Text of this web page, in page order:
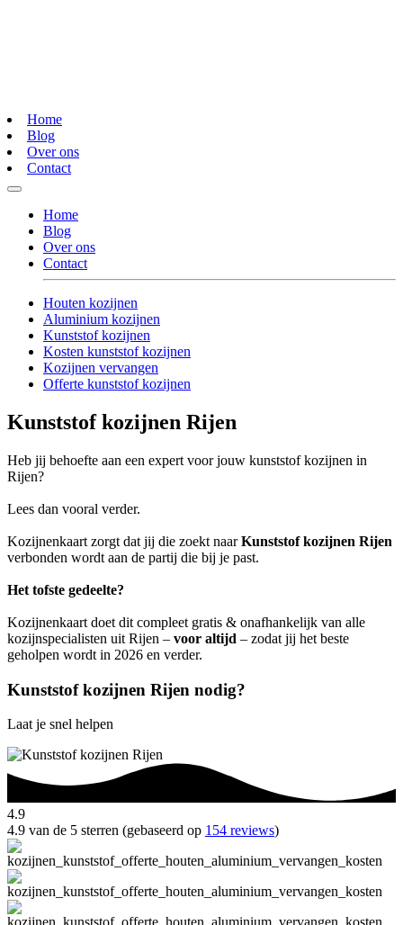
Home
Blog
Over ons
Contact
Home
Blog
Over ons
Contact
Houten kozijnen
Aluminium kozijnen
Kunststof kozijnen
Kosten kunststof kozijnen
Kozijnen vervangen
Offerte kunststof kozijnen
Kunststof kozijnen Rijen
Heb jij behoefte aan een expert voor jouw kunststof kozijnen in
Rijen?
Lees dan vooral verder.
Kozijnenkaart zorgt dat jij die zoekt naarKunststof kozijnen Rijen
verbonden wordt aan de partij die bij je past.
Het tofste gedeelte?
Kozijnenkaart doet dit compleet gratis & onafhankelijk van alle
kozijnspecialisten uit Rijen – voor altijd – zodat jij het beste
geholpen wordt in 2026 en verder.
Kunststof kozijnen Rijen nodig?
Laat je snel helpen
4.9
4.9 van de 5 sterren (gebaseerd op 154 reviews)